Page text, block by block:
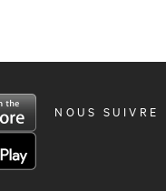
NOUS SUIVRE